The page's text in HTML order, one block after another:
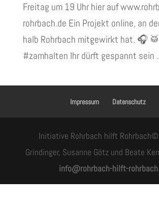
Freitag um 19 Uhr hier auf
rohrbach.de Ein Projekt online, an
halb Rohrbach mitgewirkt hat. 🎧
#zamhalten Ihr dürft gespannt sein
Impressum Datenschutz
Initiative Rohrbach hilft
Grindinger, Susanne Götz und Beate
info@rohrbach-hilft-